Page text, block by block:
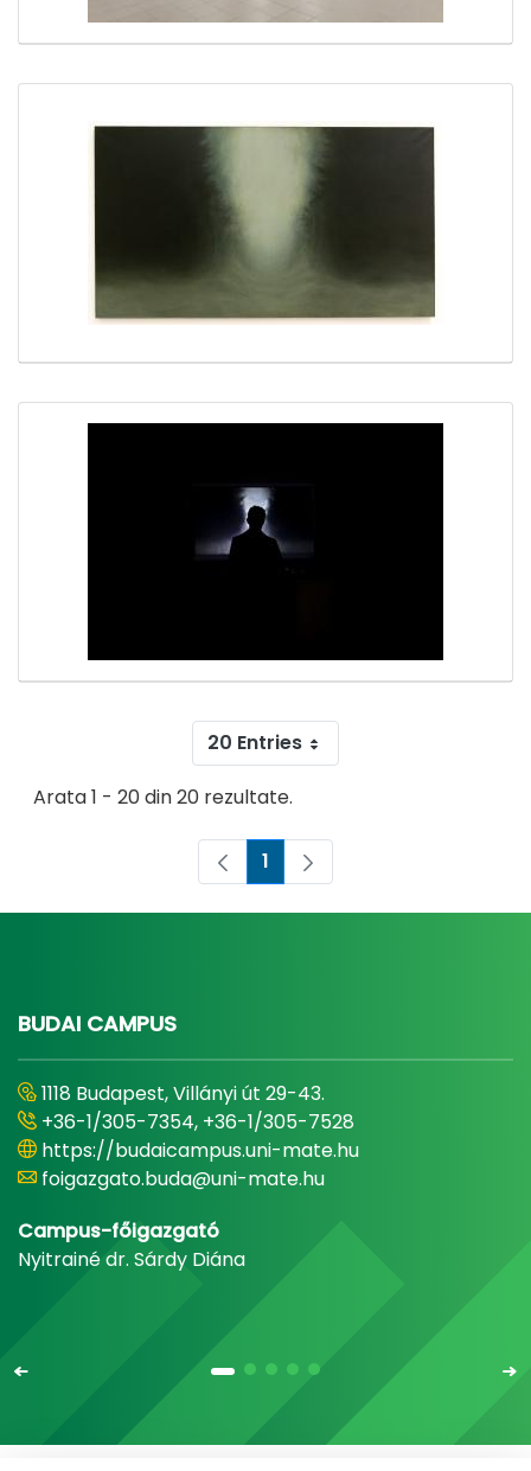
20 Entries
Arata 1 - 20 din 20 rezultate.
Pagina
1
BUDAI CAMPUS
1118 Budapest, Villányi út 29-43.
+36-1/305-7354, +36-1/305-7528
https://budaicampus.uni-mate.hu
foigazgato.buda@uni-mate.hu
Campus-főigazgató
Nyitrainé dr. Sárdy Diána